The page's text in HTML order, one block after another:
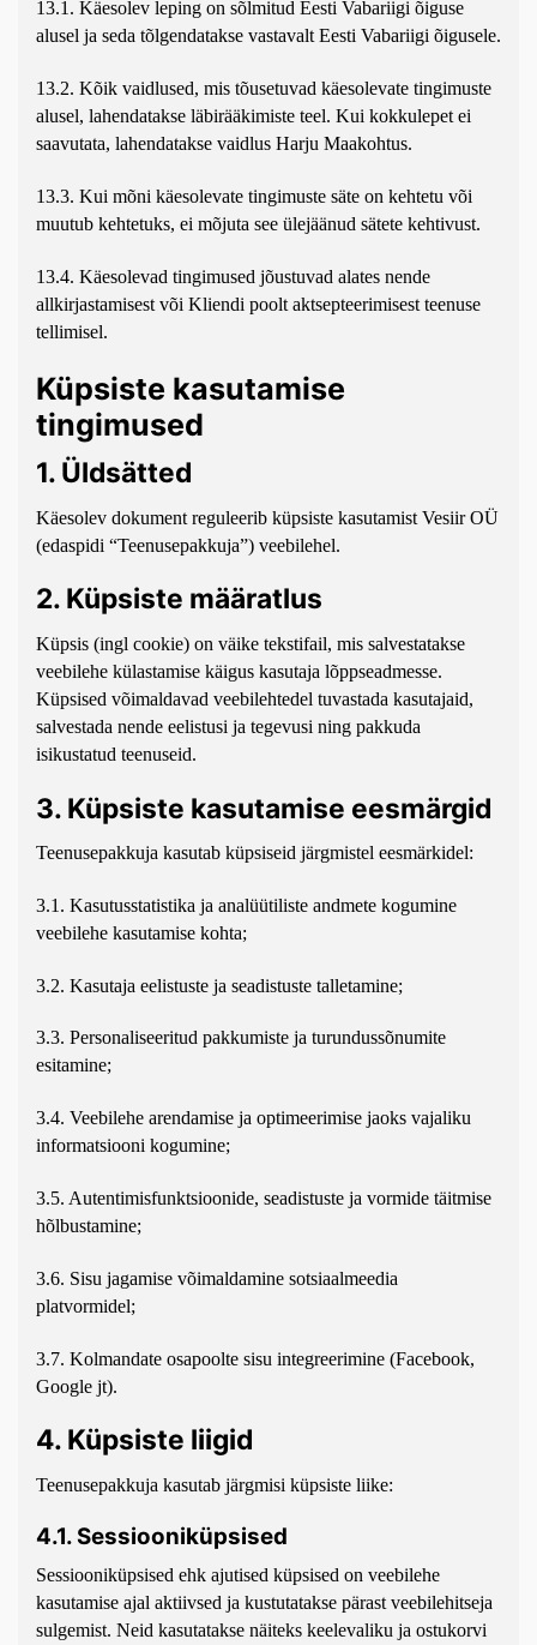
13.1. Käesolev leping on sõlmitud Eesti Vabariigi õiguse
alusel ja seda tõlgendatakse vastavalt Eesti Vabariigi õigusele.
13.2. Kõik vaidlused, mis tõusetuvad käesolevate tingimuste
alusel, lahendatakse läbirääkimiste teel. Kui kokkulepet ei
saavutata, lahendatakse vaidlus Harju Maakohtus.
13.3. Kui mõni käesolevate tingimuste säte on kehtetu või
muutub kehtetuks, ei mõjuta see ülejäänud sätete kehtivust.
13.4. Käesolevad tingimused jõustuvad alates nende
allkirjastamisest või Kliendi poolt aktsepteerimisest teenuse
tellimisel.
Küpsiste kasutamise
tingimused
1. Üldsätted
Käesolev dokument reguleerib küpsiste kasutamist Vesiir OÜ
(edaspidi “Teenusepakkuja”) veebilehel.
2. Küpsiste määratlus
Küpsis (ingl cookie) on väike tekstifail, mis salvestatakse
veebilehe külastamise käigus kasutaja lõppseadmesse.
Küpsised võimaldavad veebilehtedel tuvastada kasutajaid,
salvestada nende eelistusi ja tegevusi ning pakkuda
isikustatud teenuseid.
3. Küpsiste kasutamise eesmärgid
Teenusepakkuja kasutab küpsiseid järgmistel eesmärkidel:
3.1. Kasutusstatistika ja analüütiliste andmete kogumine
veebilehe kasutamise kohta;
3.2. Kasutaja eelistuste ja seadistuste talletamine;
3.3. Personaliseeritud pakkumiste ja turundussõnumite
esitamine;
3.4. Veebilehe arendamise ja optimeerimise jaoks vajaliku
informatsiooni kogumine;
3.5. Autentimisfunktsioonide, seadistuste ja vormide täitmise
hõlbustamine;
3.6. Sisu jagamise võimaldamine sotsiaalmeedia
platvormidel;
3.7. Kolmandate osapoolte sisu integreerimine (Facebook,
Google jt).
4. Küpsiste liigid
Teenusepakkuja kasutab järgmisi küpsiste liike:
4.1. Sessiooniküpsised
Sessiooniküpsised ehk ajutised küpsised on veebilehe
kasutamise ajal aktiivsed ja kustutatakse pärast veebilehitseja
sulgemist. Neid kasutatakse näiteks keelevaliku ja ostukorvi